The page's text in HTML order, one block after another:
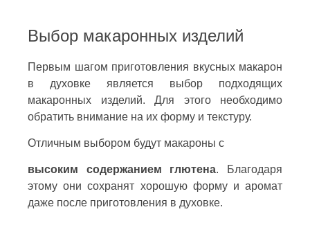
Выбор макаронных изделий
Первым шагом приготовления вкусных макарон
в духовке является выбор подходящих
макаронных изделий. Для этого необходимо
обратить внимание на их форму и текстуру.
Отличным выбором будут макароны с
высоким содержанием глютена. Благодаря
этому они сохранят хорошую форму и аромат
даже после приготовления в духовке.